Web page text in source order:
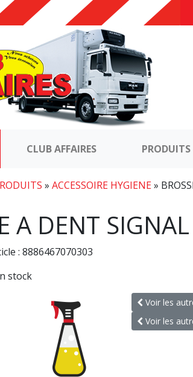
CLUB AFFAIRES PRODUITS
» ACCESSOIRE HYGIENE»
A DENT
: 8886467070303
stock
Voir les
Voir les